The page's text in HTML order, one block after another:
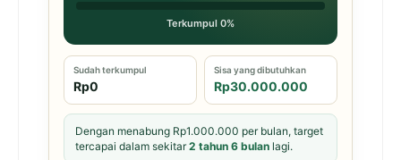
Terkumpul 0%
Sudah terkumpul
Rp0
Sisa yang dibutuhkan
Rp30.000.000
Dengan menabung Rp1.000.000 per bulan, target
tercapai dalam sekitar2 tahun 6 bulan lagi.